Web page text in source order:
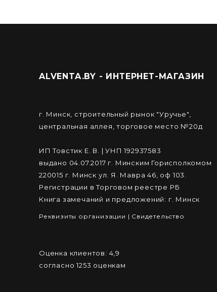
ALVENTA.BY - ИНТЕРНЕТ-МАГАЗИН
г. Минск, строительный рынок "Уручье",
центральная аллея, торговое место №20д
ИП Товстик Е. В. | УНП 192937583
выдано 04.07.2017 г. Минским Горисполкомом
220015 г. Минск ул. Я. Мавра 46, оф 103.
Регистрации в Торговом реестре РБ
Книга замечаний и предложений: г. Минск
Реквизиты организации | Cвидетельство
Оценка клиентов: 4,9
согласно1253 оценкам